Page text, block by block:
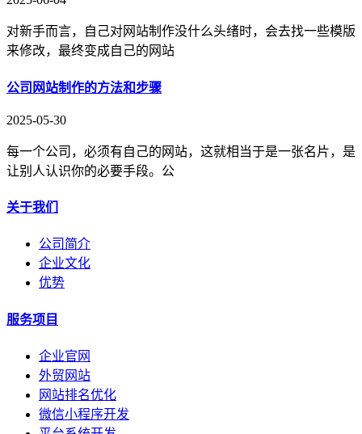
对新手而言，自己对网站制作没什么头绪时，会去找一些模版
来修改，最终变成自己的网站
公司网站制作的方法和步骤
2025-05-30
每一个公司，必须有自己的网站，这就相当于是一张名片，是
让别人认识你的必要手段。公
关于我们
公司简介
企业文化
优势
服务项目
企业官网
外贸网站
网站排名优化
微信小程序开发